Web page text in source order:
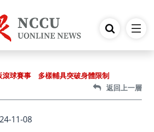
滾球賽事 多樣輔具突破身體限制
返回上一層
11-08